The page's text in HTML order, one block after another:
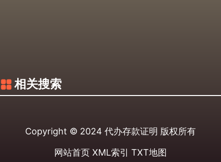
相关搜索
Copyright © 2024 代办存款证明 版权所有
网站首页 XML索引 TXT地图